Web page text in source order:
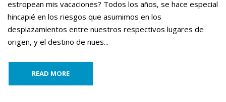
estropean mis vacaciones? Todos los años, se hace especial
hincapié en los riesgos que asumimos en los
desplazamientos entre nuestros respectivos lugares de
origen, y el destino de nues...
READ MORE